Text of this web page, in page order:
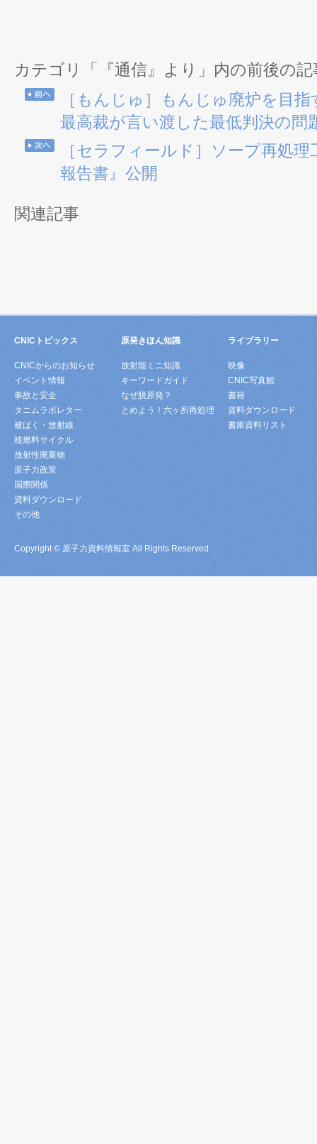
カテゴリ「『通信』より」内の前後の記
［もんじゅ］もんじゅ廃炉を目
最高裁が言い渡した最低判決の問
［セラフィールド］ソープ再処
報告書』公開
関連記事
CNICトピックス
CNICからのお知らせ
イベント情報
事故と安全
タニムラボレター
被ばく・放射線
核燃料サイクル
放射性廃棄物
原子力政策
国際関係
資料ダウンロード
その他
原発きほん知識
放射能ミニ知識
キーワードガイド
なぜ脱原発？
とめよう！六ヶ所再処理
ライブラリー
映像
CNIC写真館
書籍
資料ダウンロード
書庫資料リスト
Copyright © 原子力資料情報室 All Rights Reserved.